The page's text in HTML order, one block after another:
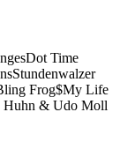
Time
Frog$My Life
Huhn & Udo Moll